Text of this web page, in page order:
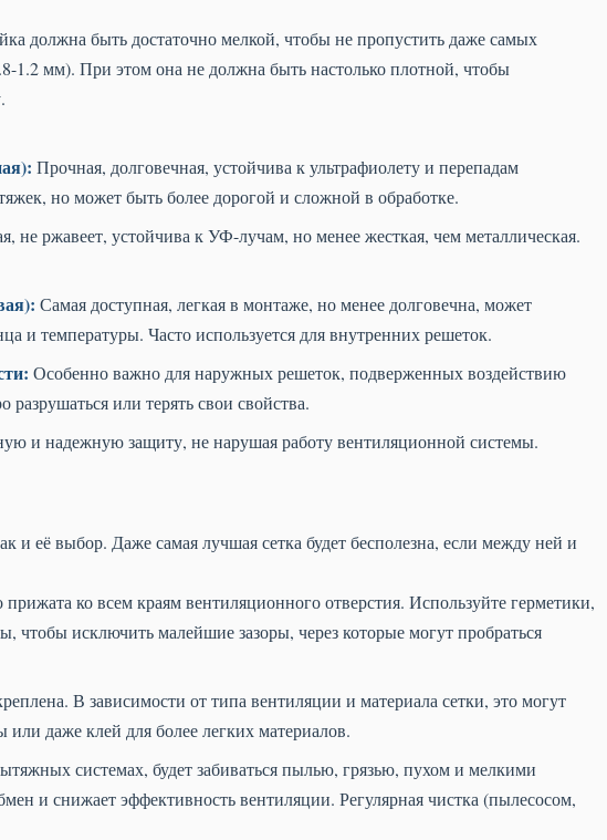
должна быть достаточно мелкой, чтобы не пропустить даже самых
1.2 мм). При этом она не должна быть настолько плотной, чтобы
Прочная, долговечная, устойчива к ультрафиолету и перепадам
но может быть более дорогой и сложной в обработке.
не ржавеет, устойчива к УФ-лучам, но менее жесткая, чем металлическая.
Самая доступная, легкая в монтаже, но менее долговечна, может
и температуры. Часто используется для внутренних решеток.
Особенно важно для наружных решеток, подверженных воздействию
или терять свои свойства.
и надежную защиту, не нарушая работу вентиляционной системы.
и её выбор. Даже самая лучшая сетка будет бесполезна, если между ней и
ко всем краям вентиляционного отверстия. Используйте герметики,
исключить малейшие зазоры, через которые могут пробраться
В зависимости от типа вентиляции и материала сетки, это могут
даже клей для более легких материалов.
системах, будет забиваться пылью, грязью, пухом и мелкими
и снижает эффективность вентиляции. Регулярная чистка (пылесосом,